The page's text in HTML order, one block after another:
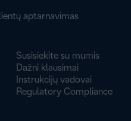
aptarnavimas
Susisiekite su mumis
Dažni klausimai
Instrukcijų vadovai
Regulatory Compliance